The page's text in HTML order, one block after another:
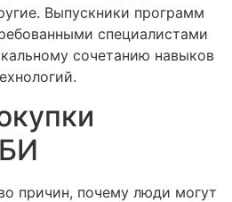
Выпускники программ
специалистами
сочетанию навыков
причин, почему люди могут